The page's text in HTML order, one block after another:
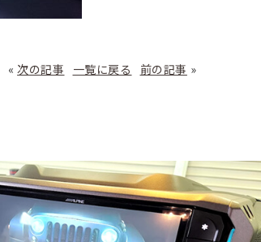
«次の記事 一覧に戻る 前の記事 »